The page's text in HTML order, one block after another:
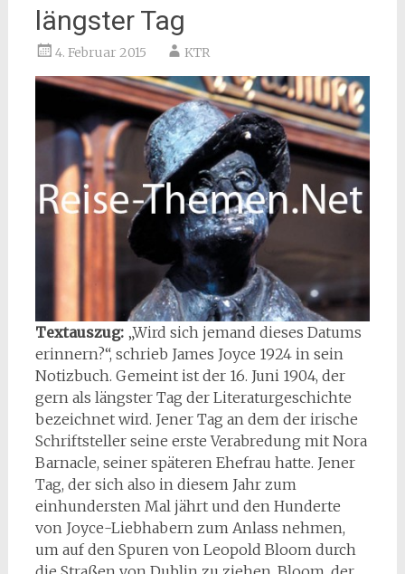
längster Tag
4. Februar 2015 KTR
Textauszug: „Wird sich jemand dieses Datums
erinnern?“, schrieb James Joyce 1924 in sein
Notizbuch. Gemeint ist der 16. Juni 1904, der
gern als längster Tag der Literaturgeschichte
bezeichnet wird. Jener Tag an dem der irische
Schriftsteller seine erste Verabredung mit Nora
Barnacle, seiner späteren Ehefrau hatte. Jener
Tag, der sich also in diesem Jahr zum
einhundersten Mal jährt und den Hunderte
von Joyce-Liebhabern zum Anlass nehmen,
um auf den Spuren von Leopold Bloom durch